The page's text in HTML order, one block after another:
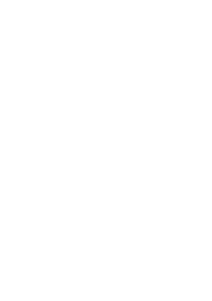
khi tham gia một
đảo Odaiba,
biệt, vào buổi